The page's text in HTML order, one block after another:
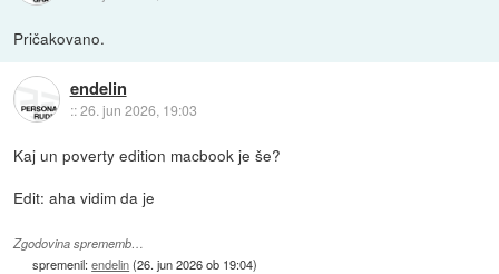
Pričakovano.
endelin
::26. jun 2026, 19:03
Kaj un poverty edition macbook je še?
Edit: aha vidim da je
Zgodovina sprememb…
spremenil:endelin(26. jun 2026 ob 19:04)